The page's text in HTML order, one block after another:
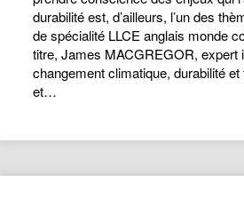
durabilité est, d’ailleurs, l’un des
de spécialité LLCE anglais monde
titre, James MACGREGOR, expert
changement climatique, durabilité
et…